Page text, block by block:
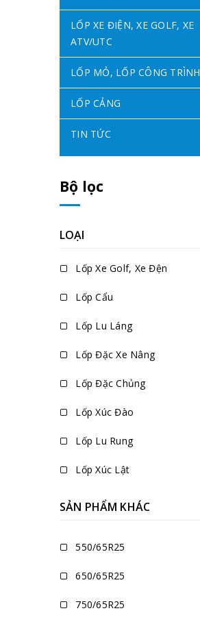
LỐP XE ĐIỆN, XE GOLF, XE
ATV/UTC
LỐP MỎ, LỐP CÔNG TRÌNH
LỐP CẢNG
TIN TỨC
Bộ lọc
LOẠI
Lốp Xe Golf, Xe Đện
Lốp Cẩu
Lốp Lu Láng
Lốp Đặc Xe Nâng
Lốp Đặc Chủng
Lốp Xúc Đào
Lốp Lu Rung
Lốp Xúc Lật
SẢN PHẨM KHÁC
550/65R25
650/65R25
750/65R25